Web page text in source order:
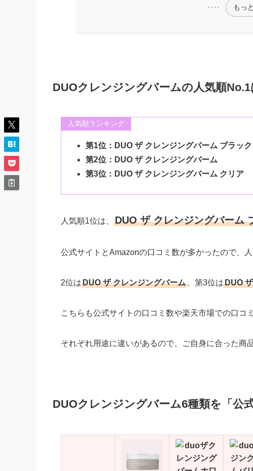
もっ
DUOクレンジングバームの人気順
人気順ランキング
第1位：DUO ザ クレンジングバーム ブラッ
第2位：DUO ザ クレンジングバーム
第3位：DUO ザ クレンジングバーム クリア
人気順1位は、 DUO ザ クレンジングバーム
公式サイトとAmazonの口コミ数が多かったので、
2位はDUO ザ クレンジングバーム 、第3位はDUO
こちらも公式サイトの口コミ数や楽天市場での口コ
それぞれ用途に違いがあるので、ご自身に合った商
DUOクレンジングバーム6種類を「公